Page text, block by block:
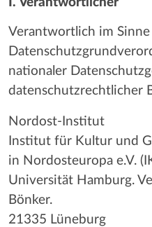
Verantwortlich im
nationaler
datenschutzrechtlicher
Nordost-Institut
Institut für Kultur und
in Nordosteuropa e.V.
Universität Hamburg.
Bönker.
21335 Lüneburg